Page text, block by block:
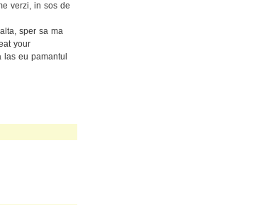
verzi, in sos de
sper sa ma
your
las eu pamantul